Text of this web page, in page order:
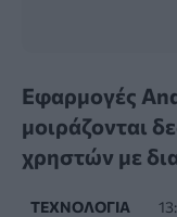
Εφαρμογές
μοιράζονται
χρηστών με
ΤΕΧΝΟΛΟΓΊΑ